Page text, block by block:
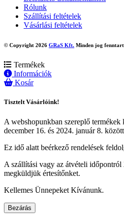
Rólunk
Szállítási feltételek
Vásárlási feltételek
© Copyright 2026 GRaS Kft. Minden jog
Termékek
Információk
Kosár
Tisztelt Vásárlóink!
A webshopunkban szereplő termékek
december 16. és 2024. január 8.
Ez idő alatt beérkező rendelések
A szállítási vagy az átvételi időpontról
megküldjük értesítőnket.
Kellemes Ünnepeket Kívánunk.
Bezárás